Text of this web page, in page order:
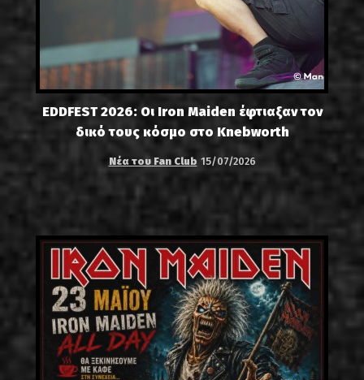
EDDFEST 2026: Οι Iron Maiden έφτιαξαν τον
δικό τους κόσμο στο Knebworth
Νέα του Fan Club 15/07/2026